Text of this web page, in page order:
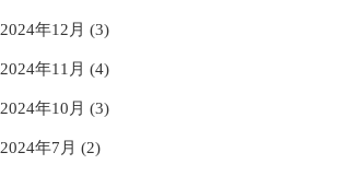
2024年12月 (3)
2024年11月 (4)
2024年10月 (3)
2024年7月 (2)